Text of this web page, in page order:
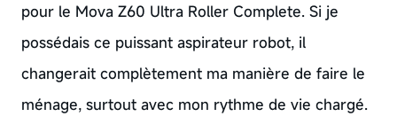
pour le Mova Z60 Ultra Roller Complete. Si je
possédais ce puissant aspirateur robot, il
changerait complètement ma manière de faire le
ménage, surtout avec mon rythme de vie chargé.